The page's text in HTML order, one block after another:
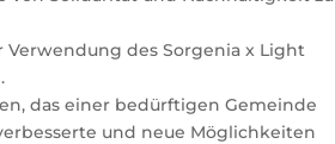
des Sorgenia x Light
das einer bedürftigen Gemeinde
und neue Möglichkeiten